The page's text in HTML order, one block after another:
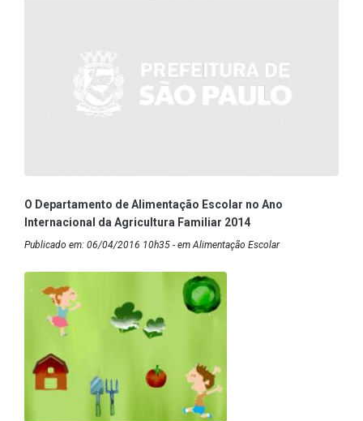
O Departamento de Alimentação Escolar no Ano
Internacional da Agricultura Familiar 2014
Publicado em: 06/04/2016 10h35 - em Alimentação Escolar